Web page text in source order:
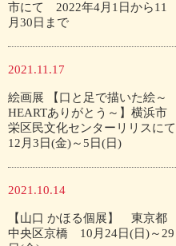
市にて 2022年4月1日から11
月30日まで
2021.11.17
絵画展 【口と足で描いた絵～
HEARTありがとう～】横浜市
栄区民文化センターリリスにて
12月3日(金)～5日(日)
2021.10.14
【山口 かほる個展】 東京都
中央区京橋 10月24日(日)～29